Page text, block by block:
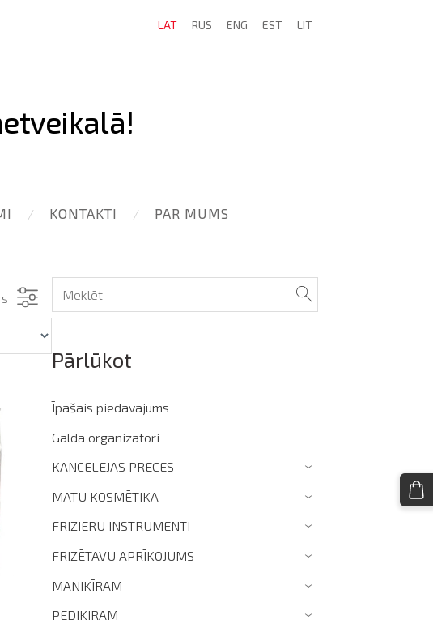
KONTAKTI PAR MUMS
LAT RUS ENG EST LIT
Pārlūkot
Īpašais piedāvājums
Galda organizatori
KANCELEJAS PRECES
›
MATU KOSMĒTIKA ›
FRIZIERU INSTRUMENTI ›
FRIZĒTAVU APRĪKOJUMS ›
MANIKĪRAM ›
PEDIKĪRAM ›